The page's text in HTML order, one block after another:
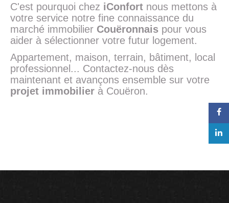
C'est pourquoi chez iConfort nous mettons à
votre service notre fine connaissance du
marché immobilier Couëronnais pour vous
aider à sélectionner votre futur logement.
Appartement, maison, terrain, bâtiment, local
professionnel... Contactez-nous dès
maintenant et avançons ensemble sur votre
projet immobilier à Couëron.